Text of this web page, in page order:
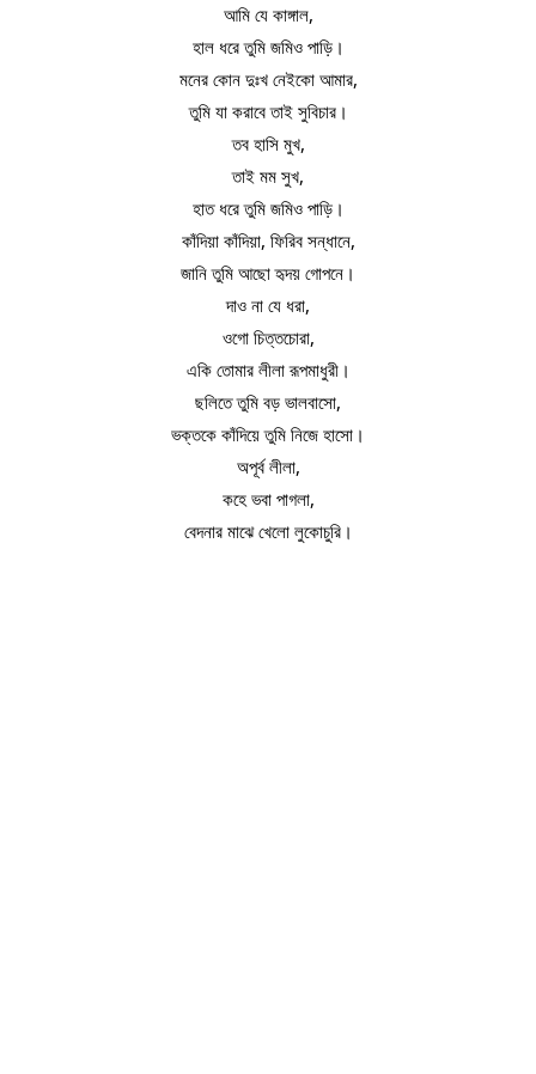
আমি যে কাঙ্গাল,
হাল ধরে তুমি জমিও পাড়ি।
মনের কোন দুঃখ নেইকো আমার,
তুমি যা করাবে তাই সুবিচার।
তব হাসি মুখ,
তাই মম সুখ,
হাত ধরে তুমি জমিও পাড়ি।
কাঁদিয়া কাঁদিয়া, ফিরিব সন্ধানে,
জানি তুমি আছো হৃদয় গোপনে।
দাও না যে ধরা,
ওগো চিত্তচোরা,
একি তোমার লীলা রূপমাধুরী।
ছলিতে তুমি বড় ভালবাসো,
ভক্তকে কাঁদিয়ে তুমি নিজে হাসো।
অপূর্ব লীলা,
কহে ভবা পাগলা,
বেদনার মাঝে খেলো লুকোচুরি।